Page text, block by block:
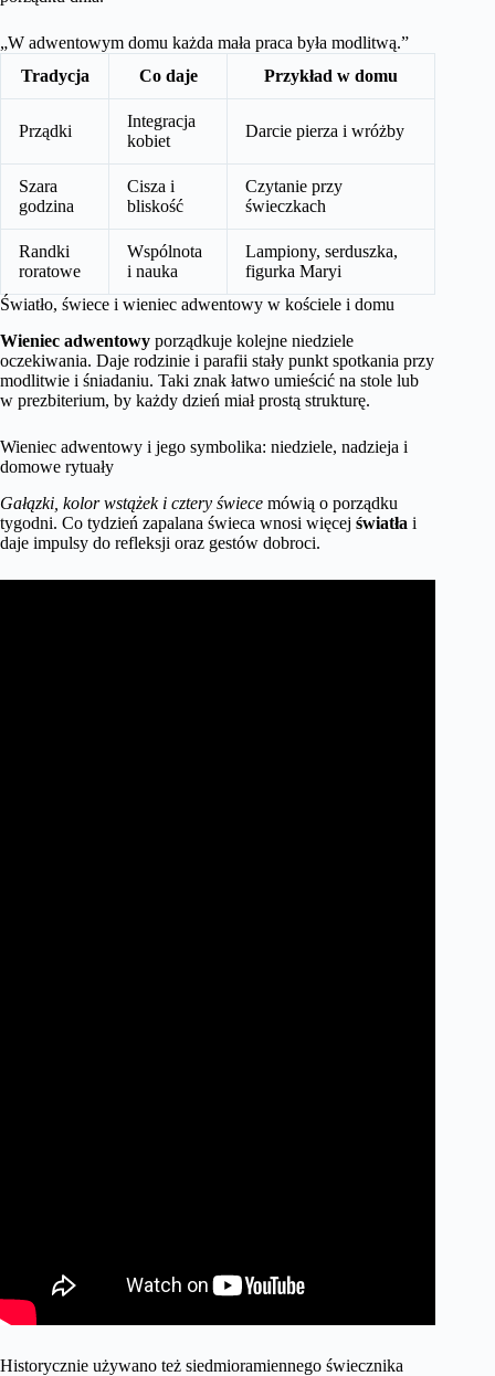
„W adwentowym domu każda mała praca była modlitwą.”
Tradycja
Co daje Przykład w domu
Prządki
Integracja
kobiet
Darcie pierza i wróżby
Szara
godzina
Cisza i
bliskość
Czytanie przy
świeczkach
Randki
roratowe
Wspólnota
i nauka
Lampiony, serduszka,
figurka Maryi
Światło, świece i wieniec adwentowy w kościele i domu
Wieniec adwentowy porządkuje kolejne niedziele
oczekiwania. Daje rodzinie i parafii stały punkt spotkania przy
modlitwie i śniadaniu. Taki znak łatwo umieścić na stole lub
w prezbiterium, by każdy dzień miał prostą strukturę.
Wieniec adwentowy i jego symbolika: niedziele, nadzieja i
domowe rytuały
Gałązki, kolor wstążek i cztery świece mówią o porządku
tygodni. Co tydzień zapalana świeca wnosi więcej światła i
daje impulsy do refleksji oraz gestów dobroci.
Historycznie używano też siedmioramiennego świecznika